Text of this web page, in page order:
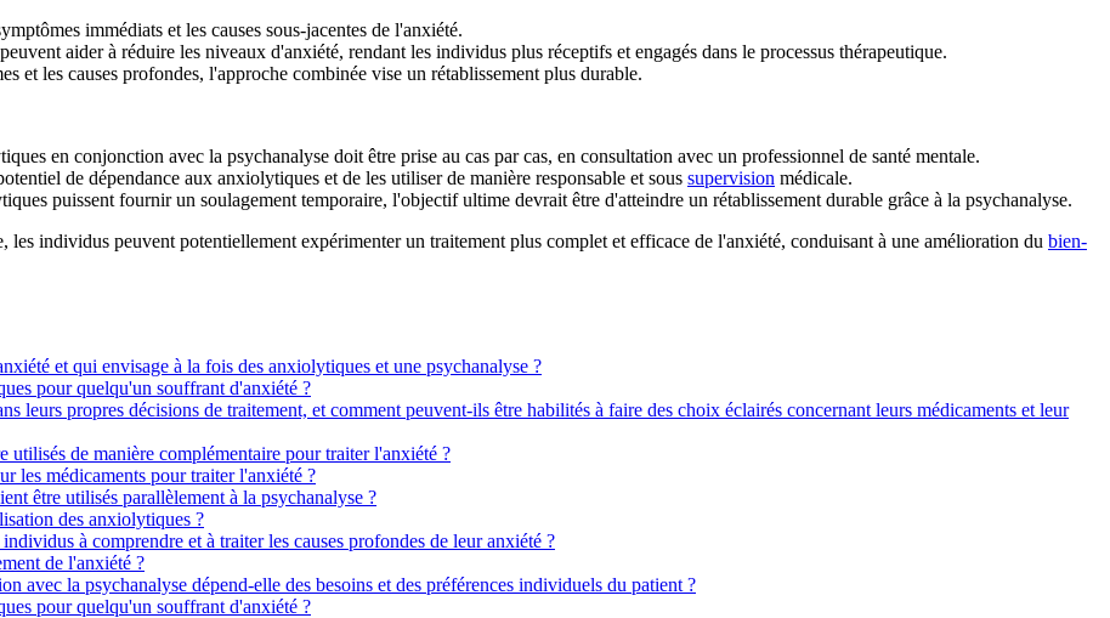
immédiats et les causes sous-jacentes de l'anxiété.
aider à réduire les niveaux d'anxiété, rendant les individus plus réceptifs et engagés dans le processus thérapeutique.
et les causes profondes, l'approche combinée vise un rétablissement plus durable.
en conjonction avec la psychanalyse doit être prise au cas par cas, en consultation avec un professionnel de santé mentale.
de dépendance aux anxiolytiques et de les utiliser de manière responsable et sous supervision médicale.
puissent fournir un soulagement temporaire, l'objectif ultime devrait être d'atteindre un rétablissement durable grâce à la psychanalyse.
les individus peuvent potentiellement expérimenter un traitement plus complet et efficace de l'anxiété, conduisant à une amélioration du bien-
et qui envisage à la fois des anxiolytiques et une psychanalyse ?
pour quelqu'un souffrant d'anxiété ?
leurs propres décisions de traitement, et comment peuvent-ils être habilités à faire des choix éclairés concernant leurs médicaments et leur
de manière complémentaire pour traiter l'anxiété ?
les médicaments pour traiter l'anxiété ?
être utilisés parallèlement à la psychanalyse ?
des anxiolytiques ?
à comprendre et à traiter les causes profondes de leur anxiété ?
de l'anxiété ?
avec la psychanalyse dépend-elle des besoins et des préférences individuels du patient ?
pour quelqu'un souffrant d'anxiété ?